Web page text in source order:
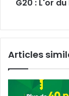
?
‎G20 : L'or
Articles